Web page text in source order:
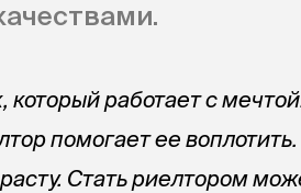
работает с
помогает ее
Стать риелтором